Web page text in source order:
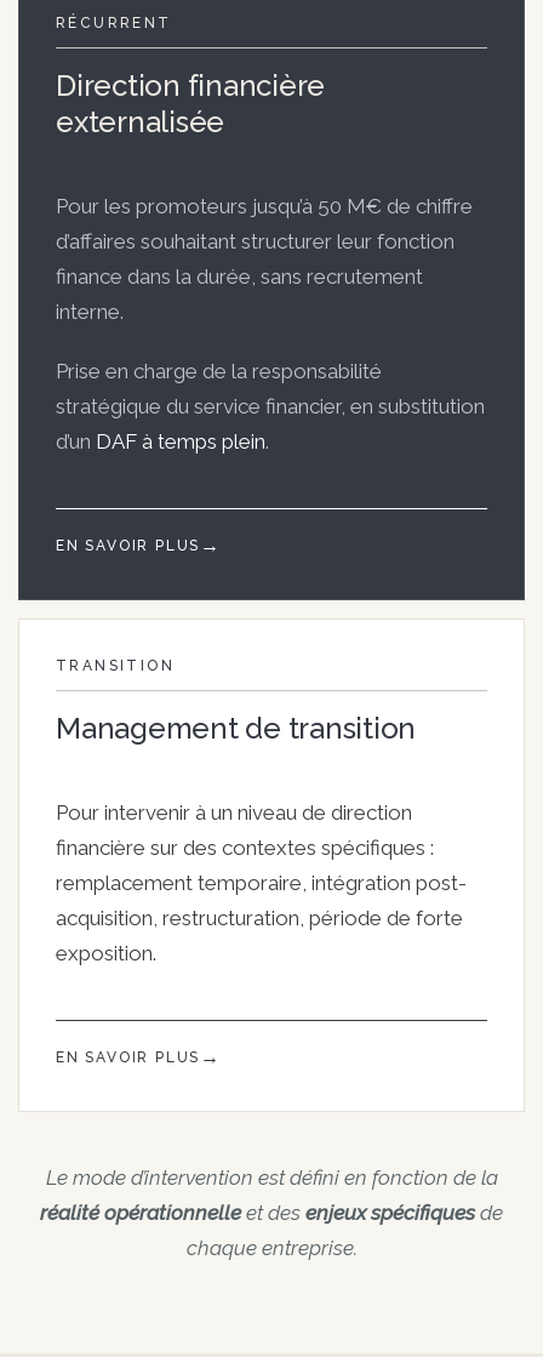
RÉCURRENT
Direction financière
externalisée
Pour les promoteurs jusqu’à 50 M€ de chiffre
d’affaires souhaitant structurer leur fonction
finance dans la durée, sans recrutement
interne.
Prise en charge de la responsabilité
stratégique du service financier, en substitution
d’un DAF à temps plein.
EN SAVOIR PLUS
TRANSITION
Management de transition
Pour intervenir à un niveau de direction
financière sur des contextes spécifiques :
remplacement temporaire, intégration post-
acquisition, restructuration, période de forte
exposition.
EN SAVOIR PLUS
Le mode d’intervention est défini en fonction de la
réalité opérationnelleet des enjeux spécifiquesde
chaque entreprise.